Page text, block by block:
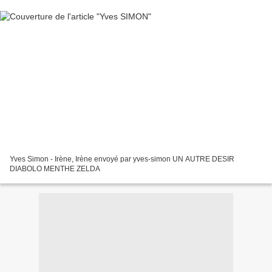
Yves Simon - Irène, Irène envoyé par yves-simon UN AUTRE DESIR
DIABOLO MENTHE ZELDA